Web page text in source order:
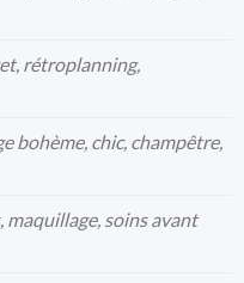
rétroplanning,
bohème, chic, champêtre,
maquillage, soins avant